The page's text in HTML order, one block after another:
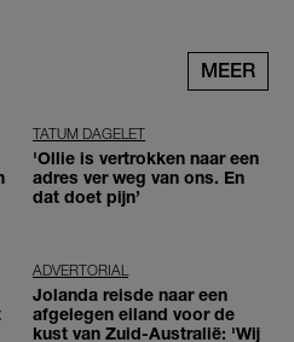
MEER
TATUM DAGELET
'Ollie is vertrokken naar een
adres ver weg van ons. En
dat doet pijn’
ADVERTORIAL
Jolanda reisde naar een
afgelegen eiland voor de
kust van Zuid-Australië: 'Wij